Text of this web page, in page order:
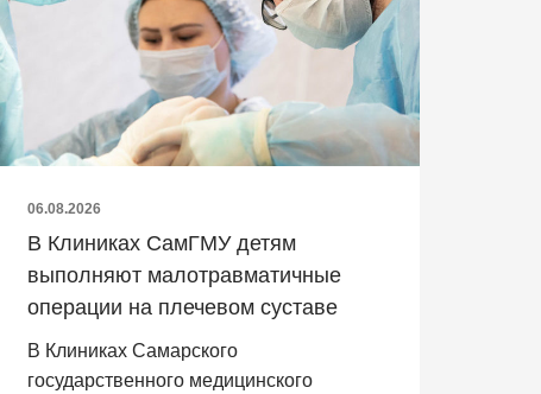
06.08.2026
В Клиниках СамГМУ детям
выполняют малотравматичные
операции на плечевом суставе
В Клиниках Самарского
государственного медицинского